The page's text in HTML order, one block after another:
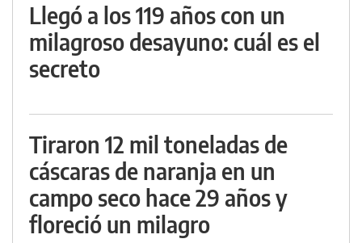
Llegó a los 119 años con un
milagroso desayuno: cuál es el
secreto
Tiraron 12 mil toneladas de
cáscaras de naranja en un
campo seco hace 29 años y
floreció un milagro